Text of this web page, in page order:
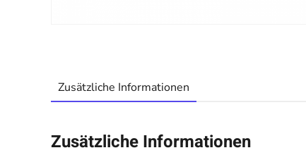
Zusätzliche Informationen
Zusätzliche Informationen